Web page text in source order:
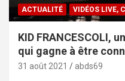
ACTUALITÉ VIDÉOS LIVE,
KID FRANCESCOLI,
qui gagne à être
31 août 2021 abds69